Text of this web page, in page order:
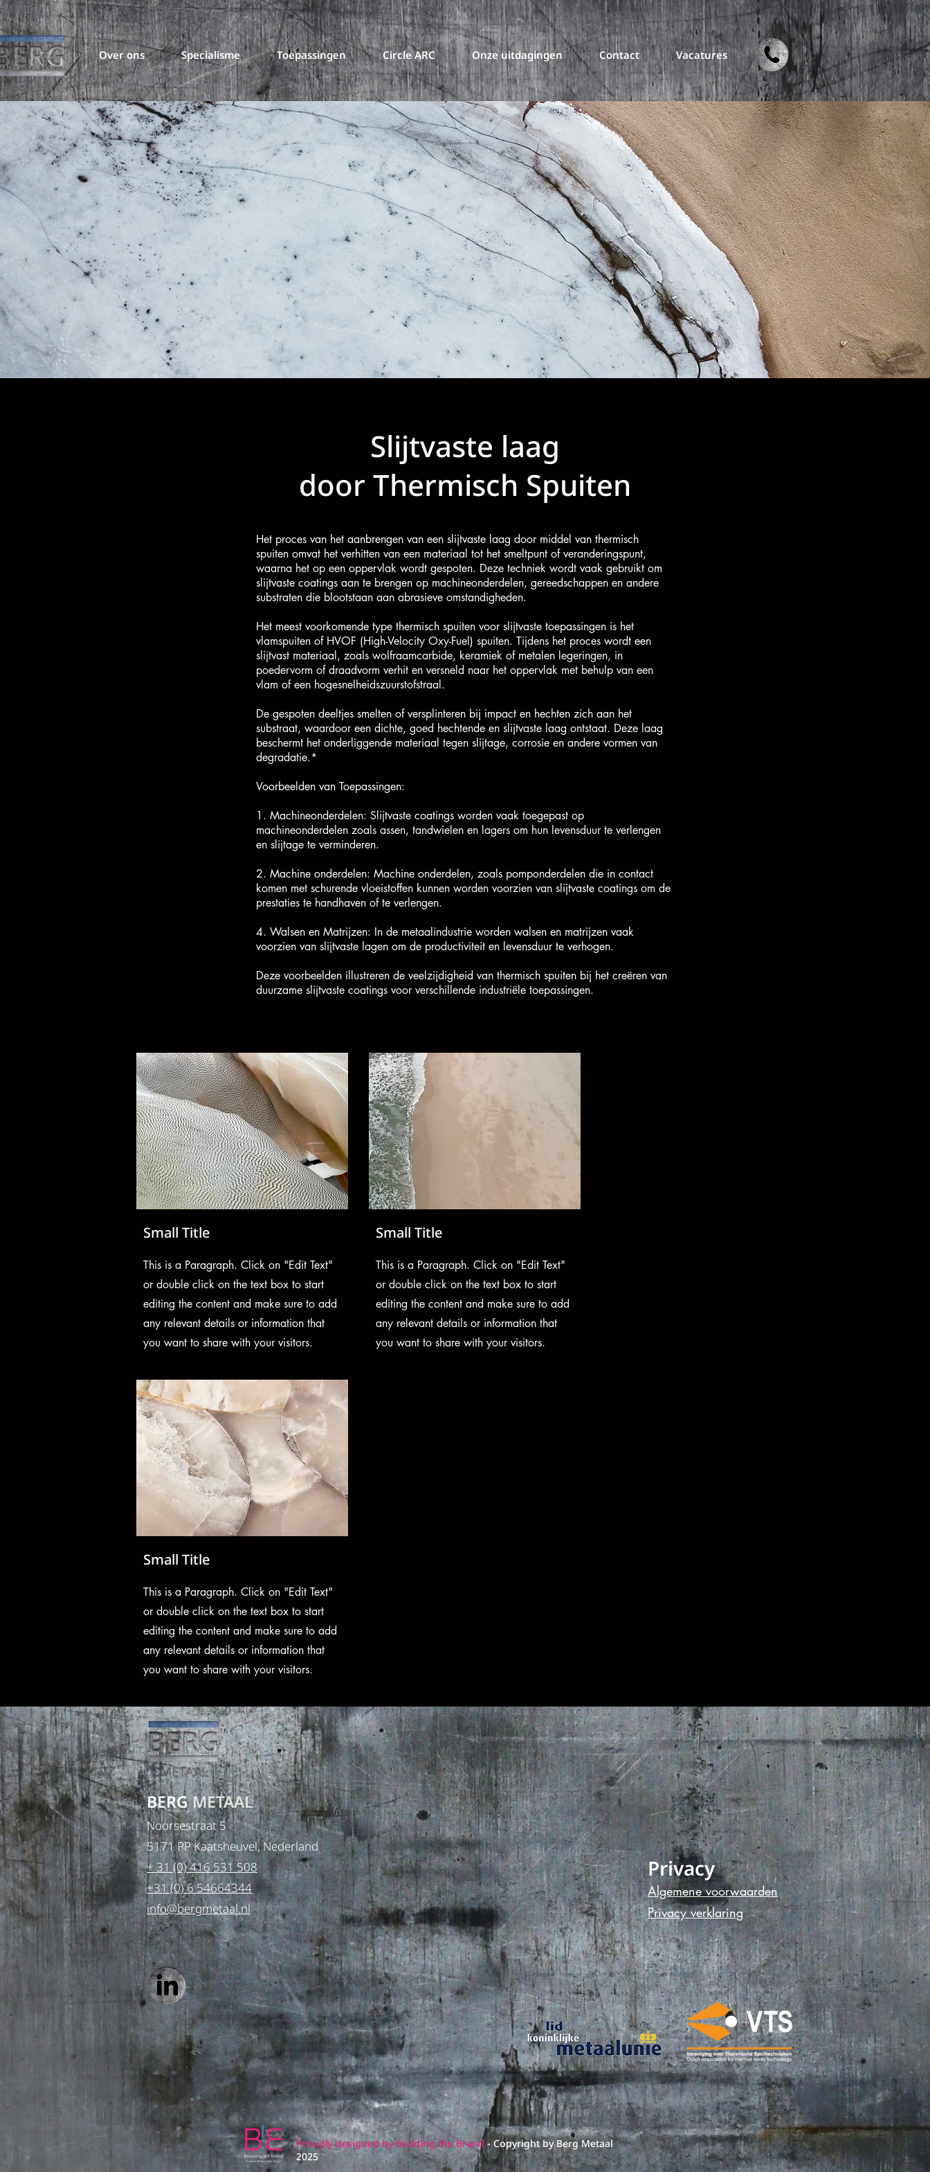
Over ons Specialisme Toepassingen Circle ARC Onze uitdagingen Contact Vacatures
Slijtvaste laag
door Thermisch Spuiten
Het proces van het aanbrengen van een slijtvaste laag door middel van thermisch
spuiten omvat het verhitten van een materiaal tot het smeltpunt of veranderingspunt,
waarna het op een oppervlak wordt gespoten. Deze techniek wordt vaak gebruikt om
slijtvaste coatings aan te brengen op machineonderdelen, gereedschappen en andere
substraten die blootstaan aan abrasieve omstandigheden.
Het meest voorkomende type thermisch spuiten voor slijtvaste toepassingen is het
vlamspuiten of HVOF (High-Velocity Oxy-Fuel) spuiten. Tijdens het proces wordt een
slijtvast materiaal, zoals wolfraamcarbide, keramiek of metalen legeringen, in
poedervorm of draadvorm verhit en versneld naar het oppervlak met behulp van een
vlam of een hogesnelheidszuurstofstraal.
De gespoten deeltjes smelten of versplinteren bij impact en hechten zich aan het
substraat, waardoor een dichte, goed hechtende en slijtvaste laag ontstaat. Deze laag
beschermt het onderliggende materiaal tegen slijtage, corrosie en andere vormen van
degradatie.*
Voorbeelden van Toepassingen:
1. Machineonderdelen: Slijtvaste coatings worden vaak toegepast op
machineonderdelen zoals assen, tandwielen en lagers om hun levensduur te verlengen
en slijtage te verminderen.
2. Machine onderdelen: Machine onderdelen, zoals pomponderdelen die in contact
komen met schurende vloeistoffen kunnen worden voorzien van slijtvaste coatings om de
prestaties te handhaven of te verlengen.
4. Walsen en Matrijzen: In de metaalindustrie worden walsen en matrijzen vaak
voorzien van slijtvaste lagen om de productiviteit en levensduur te verhogen.
Deze voorbeelden illustreren de veelzijdigheid van thermisch spuiten bij het creëren van
duurzame slijtvaste coatings voor verschillende industriële toepassingen.
Small Title
This is a Paragraph. Click on "Edit Text"
or double click on the text box to start
editing the content and make sure to add
any relevant details or information that
you want to share with your visitors.
Small Title
This is a Paragraph. Click on "Edit Text"
or double click on the text box to start
editing the content and make sure to add
any relevant details or information that
you want to share with your visitors.
Small Title
This is a Paragraph. Click on "Edit Text"
or double click on the text box to start
editing the content and make sure to add
any relevant details or information that
you want to share with your visitors.
BERGMETAAL
Noorsestraat 5
5171 PP Kaatsheuvel, Nederland
+ 31 (0) 416 531 508
+31 (0) 6 54664344
info@bergmetaal.nl
Privacy
Algemene voorwaarden
Privacy verklaring
Proudly designed by Building the Brand- Copyright by Berg Metaal
2025